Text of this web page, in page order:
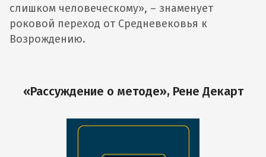
слишком человеческому», – знаменует
роковой переход от Средневековья к
Возрождению.
«Рассуждение о методе»‎, Рене Декарт